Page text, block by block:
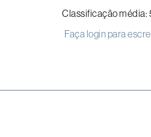
Classificação média:
Faça login para